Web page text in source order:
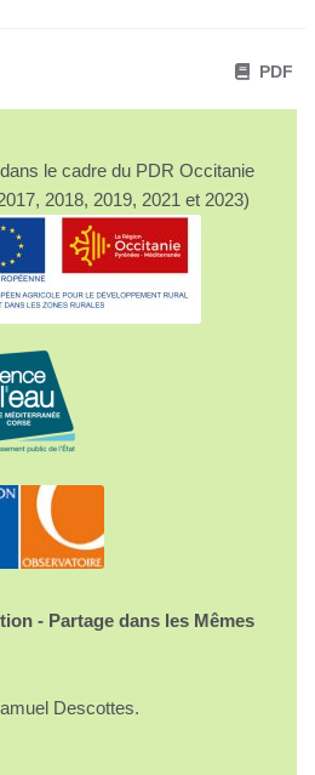
PDF
le cadre du PDR Occitanie
2018, 2019, 2021 et 2023)
- Partage dans les Mêmes
Descottes.